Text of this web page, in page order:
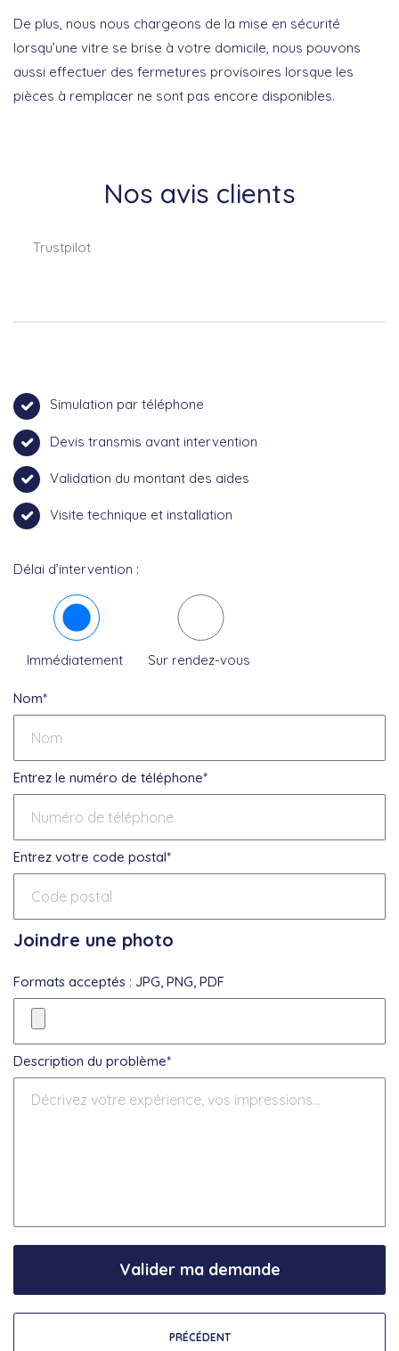
De plus, nous nous chargeons de la mise en sécurité
lorsqu’une vitre se brise à votre domicile, nous pouvons
aussi effectuer des fermetures provisoires lorsque les
pièces à remplacer ne sont pas encore disponibles.
Nos avis clients
Trustpilot
Simulation par téléphone
Devis transmis avant intervention
Validation du montant des aides
Visite technique et installation
Délai d’intervention :
Immédiatement Sur rendez-vous
Nom*
Entrez le numéro de téléphone*
Entrez votre code postal*
Joindre une photo
Formats acceptés : JPG, PNG, PDF
Description du problème*
PRÉCÉDENT
Valider ma demande